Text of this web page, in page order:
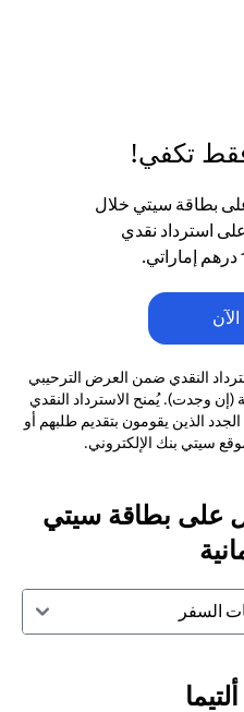
بطاقة سيتي خلال
النقدي ضمن العرض الترحيبي
(إن وجدت). يُمنح الاسترداد النقدي
الجدد الذين يقومون بتقديم طلبهم أو
سيتي بنك الإلكتروني.
على بطاقة سيتي
السفر